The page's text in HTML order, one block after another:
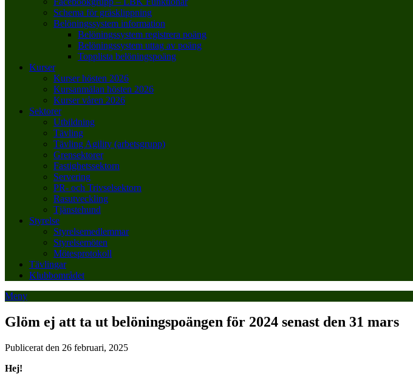
Schema för gräsklippning
Belöningssystem information
Belöningssystem registrera poäng
Belöningssystem uttag av poäng
Topplista belöningspoäng
Kurser
Kurser hösten 2026
Kursanmälan hösten 2026
Kurser våren 2026
Sektorer
Utbildning
Tävling
Tävling Agility (arbetsgrupp)
Grensektorer
Fastighetssektorn
Servering
PR- och Trivselsektorn
Rasutveckling
Tjänstehund
Styrelse
Styrelsemedlemmar
Styrelsemöten
Mötesprotokoll
Tävlingar
Klubbområdet
Meny
Glöm ej att ta ut belöningspoängen för 2024 senast den 31 mars
Publicerat den 26 februari, 2025
Hej!